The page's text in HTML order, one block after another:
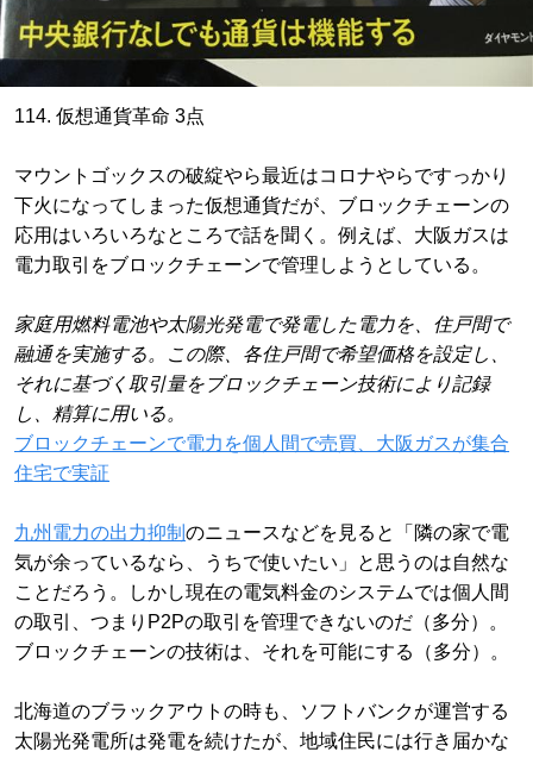
114. 仮想通貨革命 3点
マウントゴックスの破綻やら最近はコロナやらですっかり
下火になってしまった仮想通貨だが、ブロックチェーンの
応用はいろいろなところで話を聞く。例えば、大阪ガスは
電力取引をブロックチェーンで管理しようとしている。
家庭用燃料電池や太陽光発電で発電した電力を、住戸間で
融通を実施する。この際、各住戸間で希望価格を設定し、
それに基づく取引量をブロックチェーン技術により記録
し、精算に用いる。
ブロックチェーンで電力を個人間で売買、大阪ガスが集合
住宅で実証
九州電力の出力抑制 のニュースなどを見ると「隣の家で電
気が余っているなら、うちで使いたい」と思うのは自然な
ことだろう。しかし現在の電気料金のシステムでは個人間
の取引、つまりP2Pの取引を管理できないのだ（多分）。
ブロックチェーンの技術は、それを可能にする（多分）。
北海道のブラックアウトの時も、ソフトバンクが運営する
太陽光発電所は発電を続けたが、地域住民には行き届かな